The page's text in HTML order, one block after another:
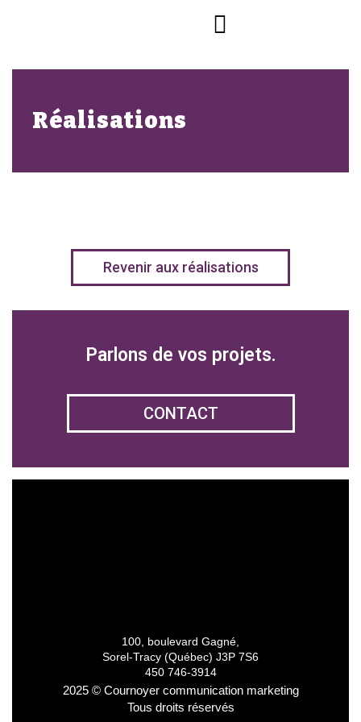
Réalisations
Revenir aux réalisations
Parlons de vos projets.
CONTACT
100, boulevard Gagné,
Sorel-Tracy (Québec) J3P 7S6
450 746-3914
2025 © Cournoyer communication marketing
Tous droits réservés